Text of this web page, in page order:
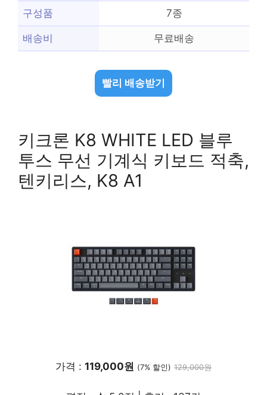
구성품 7종
배송비 무료배송
빨리 배송받기
키크론 K8 WHITE LED 블루
투스 무선 기계식 키보드 적축,
텐키리스, K8 A1
가격 : 119,000원 (7% 할인) 129,000원